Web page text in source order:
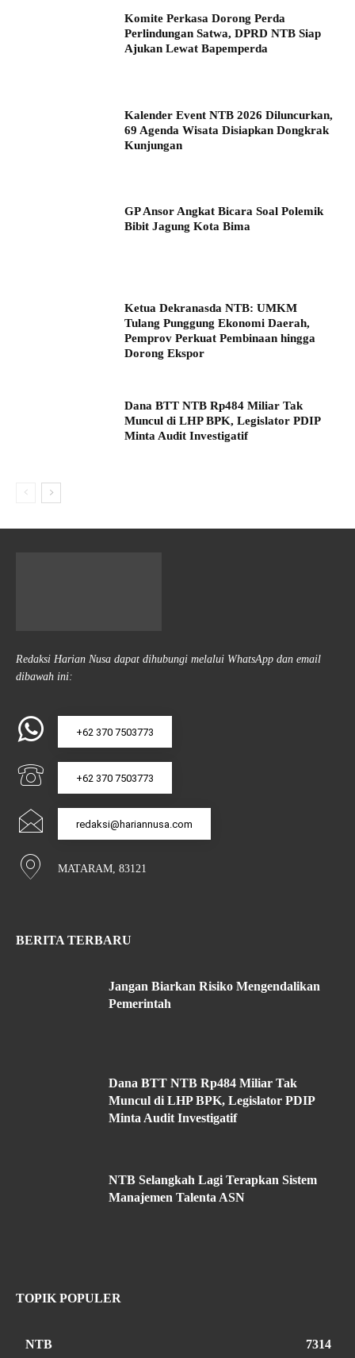
Komite Perkasa Dorong Perda
Perlindungan Satwa, DPRD NTB Siap
Ajukan Lewat Bapemperda
Kalender Event NTB 2026 Diluncurkan,
69 Agenda Wisata Disiapkan Dongkrak
Kunjungan
GP Ansor Angkat Bicara Soal Polemik
Bibit Jagung Kota Bima
Ketua Dekranasda NTB: UMKM
Tulang Punggung Ekonomi Daerah,
Pemprov Perkuat Pembinaan hingga
Dorong Ekspor
Dana BTT NTB Rp484 Miliar Tak
Muncul di LHP BPK, Legislator PDIP
Minta Audit Investigatif
Redaksi Harian Nusa dapat dihubungi melalui WhatsApp dan email
dibawah ini:
+62 370 7503773
+62 370 7503773
redaksi@hariannusa.com
MATARAM, 83121
BERITA TERBARU
Jangan Biarkan Risiko Mengendalikan
Pemerintah
Dana BTT NTB Rp484 Miliar Tak
Muncul di LHP BPK, Legislator PDIP
Minta Audit Investigatif
NTB Selangkah Lagi Terapkan Sistem
Manajemen Talenta ASN
TOPIK POPULER
NTB 7314